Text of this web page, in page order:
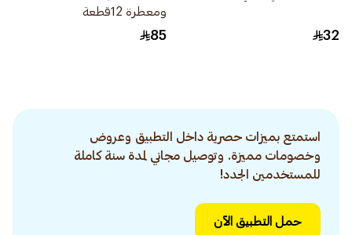
32
ومعطرة 12قطعة
85
استمتع بميزات حصرية داخل التطبيق وعروض
وخصومات مميزة. وتوصيل مجاني لمدة سنة كاملة
للمستخدمين الجدد!
حمل التطبيق الآن